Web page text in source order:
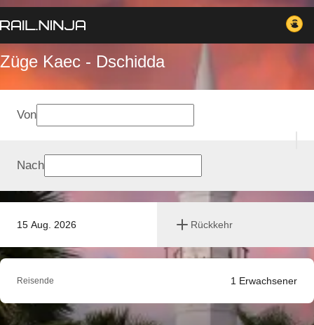
Züge Kaec - Dschidda
15 Aug. 2026 Rückkehr
Von
Nach
Reisende 1 Erwachsener